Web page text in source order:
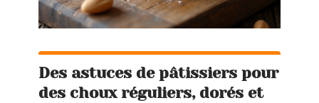
Des astuces de pâtissiers pour
des choux réguliers, dorés et